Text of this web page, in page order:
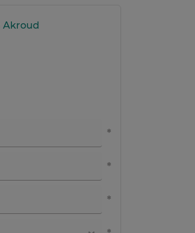
Akroud